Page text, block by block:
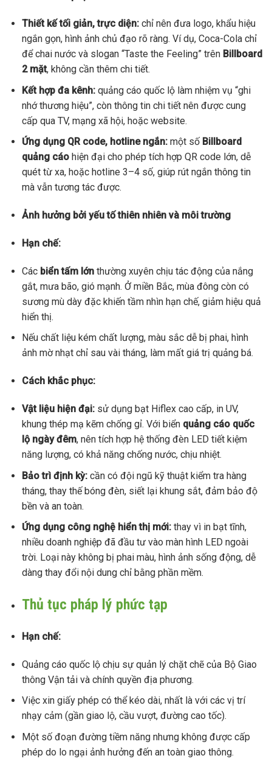
Thiết kế tối giản, trực diện:chỉ nên đưa logo, khẩu hiệu
ngắn gọn, hình ảnh chủ đạo rõ ràng. Ví dụ, Coca-Cola chỉ
để chai nước và slogan “Taste the Feeling” trên Billboard
2 mặt, không cần thêm chi tiết.
Kết hợp đa kênh:quảng cáo quốc lộ làm nhiệm vụ “ghi
nhớ thương hiệu”, còn thông tin chi tiết nên được cung
cấp qua TV, mạng xã hội, hoặc website.
Ứng dụng QR code, hotline ngắn:một số Billboard
quảng cáohiện đại cho phép tích hợp QR code lớn, dễ
quét từ xa, hoặc hotline 3–4 số, giúp rút ngắn thông tin
mà vẫn tương tác được.
Ảnh hưởng bởi yếu tố thiên nhiên và môi trường
Hạn chế:
Các biển tấm lớnthường xuyên chịu tác động của nắng
gắt, mưa bão, gió mạnh. Ở miền Bắc, mùa đông còn có
sương mù dày đặc khiến tầm nhìn hạn chế, giảm hiệu quả
hiển thị.
Nếu chất liệu kém chất lượng, màu sắc dễ bị phai, hình
ảnh mờ nhạt chỉ sau vài tháng, làm mất giá trị quảng bá.
Cách khắc phục:
Vật liệu hiện đại:sử dụng bạt Hiflex cao cấp, in UV,
khung thép mạ kẽm chống gỉ. Với biển quảng cáo quốc
lộ ngày đêm, nên tích hợp hệ thống đèn LED tiết kiệm
năng lượng, có khả năng chống nước, chịu nhiệt.
Bảo trì định kỳ:cần có đội ngũ kỹ thuật kiểm tra hàng
tháng, thay thế bóng đèn, siết lại khung sắt, đảm bảo độ
bền và an toàn.
Ứng dụng công nghệ hiển thị mới:thay vì in bạt tĩnh,
nhiều doanh nghiệp đã đầu tư vào màn hình LED ngoài
trời. Loại này không bị phai màu, hình ảnh sống động, dễ
dàng thay đổi nội dung chỉ bằng phần mềm.
Thủ tục pháp lý phức tạp
Hạn chế:
Quảng cáo quốc lộ chịu sự quản lý chặt chẽ của Bộ Giao
thông Vận tải và chính quyền địa phương.
Việc xin giấy phép có thể kéo dài, nhất là với các vị trí
nhạy cảm (gần giao lộ, cầu vượt, đường cao tốc).
Một số đoạn đường tiềm năng nhưng không được cấp
phép do lo ngại ảnh hưởng đến an toàn giao thông.